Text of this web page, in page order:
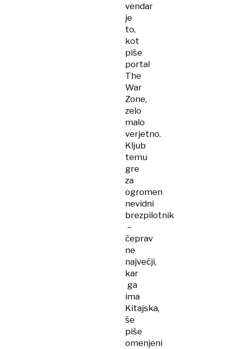
vendar
je
to,
kot
piše
portal
The
War
Zone,
zelo
malo
verjetno.
Kljub
temu
gre
za
ogromen
nevidni
brezpilotnik
–
čeprav
ne
največji,
kar
ga
ima
Kitajska,
še
piše
omenjeni